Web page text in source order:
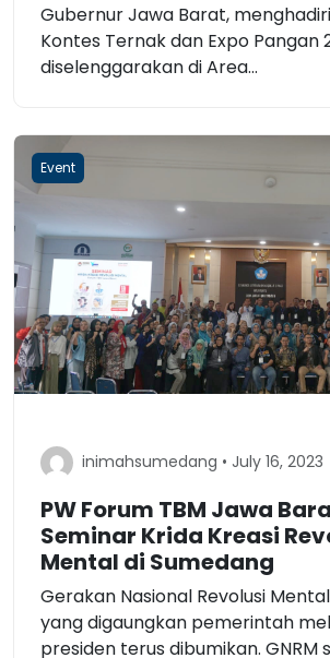
Gubernur Jawa Barat,
Kontes Ternak dan Expo Pangan
diselenggarakan di Area...
Event
inimahsumedang • July 16, 2023
PW Forum TBM Jawa
Seminar Krida Kreasi
Mental di Sumedang
Gerakan Nasional Revolusi
yang digaungkan pemerintah
presiden terus dibumikan. GNRM